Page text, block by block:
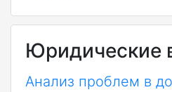
Юридические
Анализ проблем в